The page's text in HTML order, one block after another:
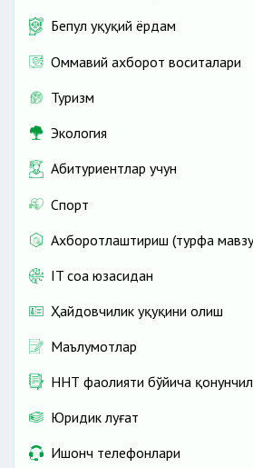
Бепул ҳуқуқий ёрдам
Оммавий ахборот воситалари
Туризм
Экология
Абитуриентлар учун
Спорт
Ахборотлаштириш (турфа
IT соҳа юзасидан
Ҳайдовчилик ҳуқуқини олиш
Маълумотлар
ННТ фаолияти бўйича
Юридик луғат
Ишонч телефонлари